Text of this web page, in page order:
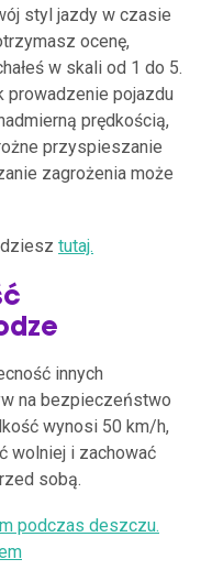
styl jazdy w czasie
ocenę,
w skali od 1 do 5.
prowadzenie pojazdu
prędkością,
przyspieszanie
zagrożenia może
tutaj.
innych
na bezpieczeństwo
wynosi 50 km/h,
wolniej i zachować
sobą.
podczas deszczu.